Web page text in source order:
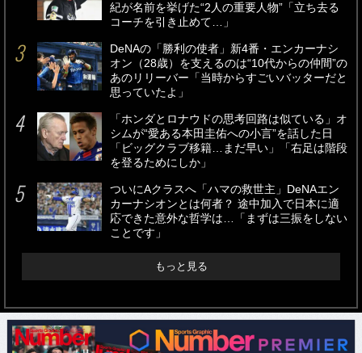
紀が名前を挙げた“2人の重要人物”「立ち去る
コーチを引き止めて…」
DeNAの「勝利の使者」新4番・エンカーナシ
オン（28歳）を支えるのは“10代からの仲間”の
あのリリーバー「当時からすごいバッターだと
思っていたよ」
「ホンダとロナウドの思考回路は似ている」オ
シムが“愛ある本田圭佑への小言”を話した日
「ビッグクラブ移籍…まだ早い」「右足は階段
を登るためにしか」
ついにAクラスへ「ハマの救世主」DeNAエン
カーナシオンとは何者？ 途中加入で日本に適
応できた意外な哲学は…「まずは三振をしない
ことです」
もっと見る